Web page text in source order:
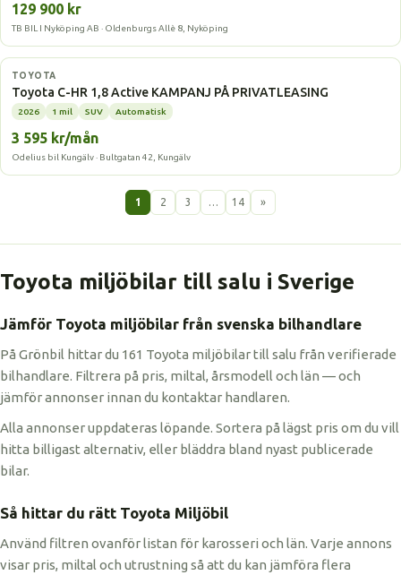
129 900 kr
TB BIL I Nyköping AB · Oldenburgs Allè 8, Nyköping
Laddhybrid
TOYOTA
Toyota C-HR 1,8 Active KAMPANJ PÅ PRIVATLEASING
2026 1 mil SUV Automatisk
3 595 kr/mån
Odelius bil Kungälv · Bultgatan 42, Kungälv
1 2 3 … 14 »
Toyota miljöbilar till salu i Sverige
Jämför Toyota miljöbilar från svenska bilhandlare
På Grönbil hittar du 161 Toyota miljöbilar till salu från verifierade
bilhandlare. Filtrera på pris, miltal, årsmodell och län — och
jämför annonser innan du kontaktar handlaren.
Alla annonser uppdateras löpande. Sortera på lägst pris om du vill
hitta billigast alternativ, eller bläddra bland nyast publicerade
bilar.
Så hittar du rätt Toyota Miljöbil
Använd filtren ovanför listan för karosseri och län. Varje annons
visar pris, miltal och utrustning så att du kan jämföra flera